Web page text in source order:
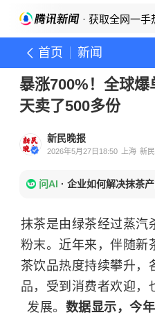
· 获取全网一手
首页 新闻
暴涨700%！全球
天卖了500多份
新民晚报
2026年5月27日18:50 上海 新
问AI · 企业如何解决抹茶产
抹茶是由绿茶经过蒸汽
粉末。近年来，伴随新
茶饮品热度持续攀升，
品，受到消费者欢迎，
发展。 数据显示，今